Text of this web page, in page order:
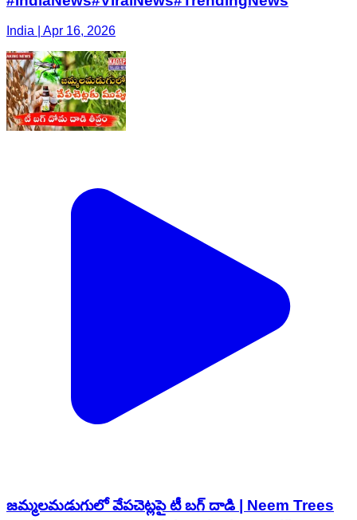
India | Apr 16, 2026
జమ్మలమడుగులో వేపచెట్లపై టీ బగ్ దాడి | Neem Trees